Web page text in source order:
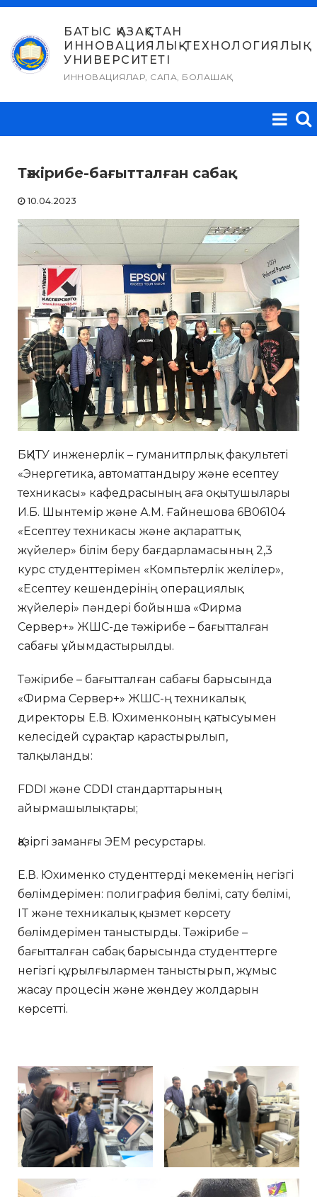
Skip
content
БАТЫС ҚАЗАҚСТАН
ИННОВАЦИЯЛЫҚ-ТЕХНОЛОГИЯЛЫҚ
УНИВЕРСИТЕТІ
ИННОВАЦИЯЛАР, САПА, БОЛАШАҚ
Тәжірибе-бағытталған сабақ
10.04.2023
БҚИТУ инженерлік – гуманитпрлық факультеті
«Энергетика, автоматтандыру және есептеу
техникасы» кафедрасының аға оқытушылары
И.Б. Шынтемір және А.М. Ғайнешова 6В06104
«Есептеу техникасы және ақпараттық
жүйелер» білім беру бағдарламасының 2,3
курс студенттерімен «Компьтерлік желілер»,
«Есептеу кешендерінің операциялық
жүйелері» пәндері бойынша «Фирма
Сервер+» ЖШС-де тәжірибе – бағытталған
сабағы ұйымдастырылды.
Тәжірибе – бағытталған сабағы барысында
«Фирма Сервер+» ЖШС-ң техникалық
директоры Е.В. Юхименконың қатысуымен
келесідей сұрақтар қарастырылып,
талқыланды:
FDDI және СDDІ стандарттарының
айырмашылықтары;
Қазіргі заманғы ЭЕМ ресурстары.
Е.В. Юхименко студенттерді мекеменің негізгі
бөлімдерімен: полиграфия бөлімі, сату бөлімі,
IT және техникалық қызмет көрсету
бөлімдерімен таныстырды. Тәжірибе –
бағытталған сабақ барысында студенттерге
негізгі құрылғылармен таныстырып, жұмыс
жасау процесін және жөндеу жолдарын
көрсетті.